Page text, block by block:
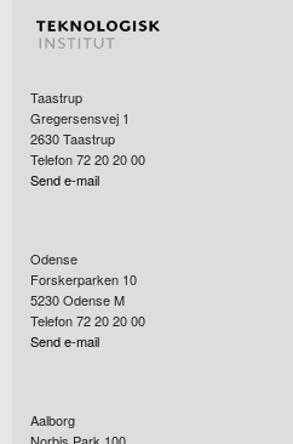
Taastrup
Gregersensvej 1
2630Taastrup
Telefon 72 20 20 00
Send e-mail
Odense
Forskerparken 10
5230Odense M
Telefon 72 20 20 00
Send e-mail
Aalborg